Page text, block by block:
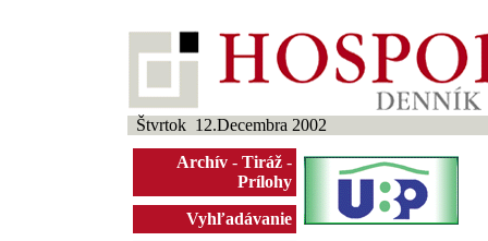
Štvrtok 12.Decembra 2002
Archív - Tiráž -
Prílohy
Vyhľadávanie